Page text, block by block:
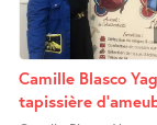
Camille Blasco
tapissière